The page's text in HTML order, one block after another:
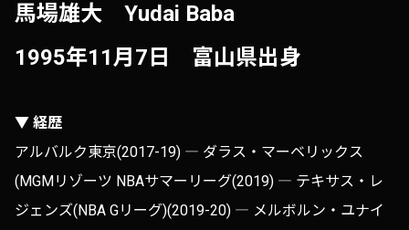
馬場雄大 Yudai Baba
1995年11月7日 富山県出身
▼ 経歴
アルバルク東京(2017-19) ― ダラス・マーベリックス
(MGMリゾーツ NBAサマーリーグ(2019) ― テキサス・レ
ジェンズ(NBA Gリーグ)(2019-20) ― メルボルン・ユナイ